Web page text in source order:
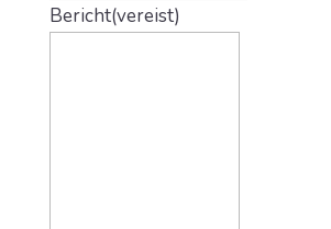
Bericht(vereist)